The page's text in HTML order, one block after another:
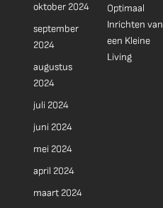
oktober 2024
september
2024
augustus
2024
juli 2024
juni 2024
mei 2024
april 2024
maart 2024
Optimaal
Inrichten van
een Kleine
Living